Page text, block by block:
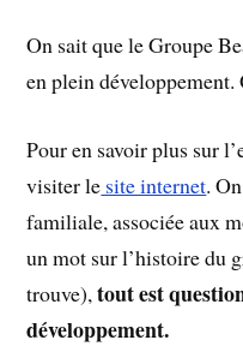
On sait que le Groupe
en plein
Pour en savoir plus sur
visiter le site internet.
familiale, associée aux
un mot sur l’histoire du
trouve),tout est
développement.